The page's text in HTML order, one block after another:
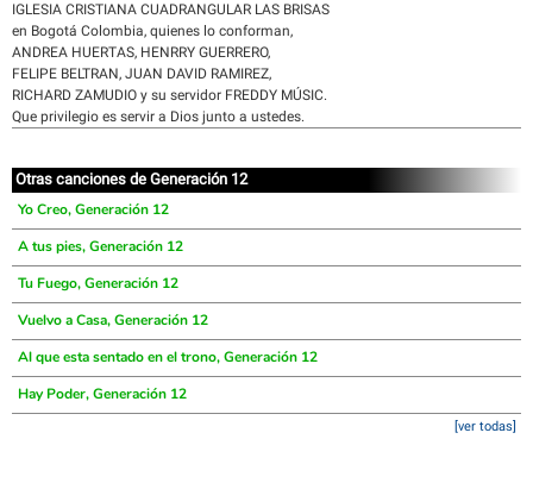
IGLESIA CRISTIANA CUADRANGULAR LAS BRISAS
en Bogotá Colombia, quienes lo conforman,
ANDREA HUERTAS, HENRRY GUERRERO,
FELIPE BELTRAN, JUAN DAVID RAMIREZ,
RICHARD ZAMUDIO y su servidor FREDDY MÚSIC.
Que privilegio es servir a Dios junto a ustedes.
Otras canciones de Generación 12
Yo Creo, Generación 12
A tus pies, Generación 12
Tu Fuego, Generación 12
Vuelvo a Casa, Generación 12
Al que esta sentado en el trono, Generación 12
Hay Poder, Generación 12
[ver todas]